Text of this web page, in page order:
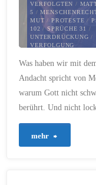
VERFOLGTEN /
5 /
MUT / PROTESTE /
102 /SPRÜCHE 31
/
UNTERDRÜCKUNG /
VERFOLGUNG
13. JANUAR 2026
Was haben wir mit
Andacht spricht von
warum Gott nicht
berührt. Und nicht
mehr